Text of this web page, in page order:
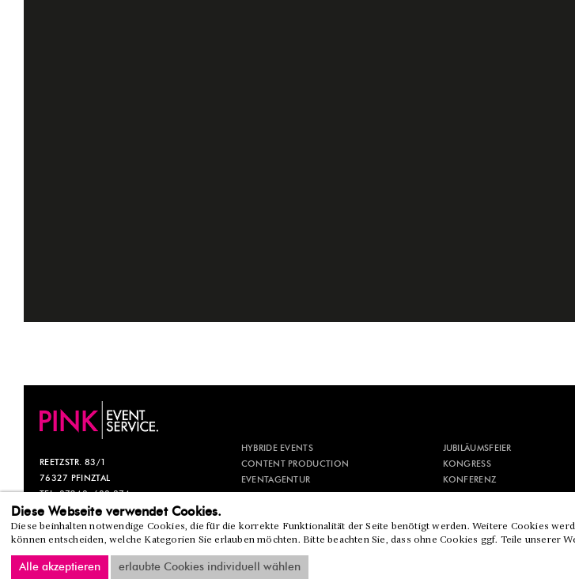
REETZSTR. 83/1
76327 PFINZTAL
TEL. 07240. 600 874
INFO@PINK-ES.DE
HYBRIDE EVENTS
CONTENT PRODUCTION
EVENTAGENTUR
JUBILÄUMSFEIER
KONGRESS
KONFERENZ
Diese Webseite verwendet Cookies.
Diese beinhalten notwendige Cookies, die für die korrekte Funktionalität der Seite benötigt werden. Weitere Cookies
können entscheiden, welche Kategorien Sie erlauben möchten. Bitte beachten Sie, dass ohne Cookies ggf. Teile
Alle akzeptieren erlaubte Cookies individuell wählen